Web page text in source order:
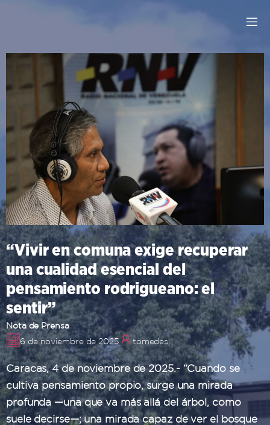
“Vivir en comuna exige recuperar
una cualidad esencial del
pensamiento rodrigueano: el
sentir”
Nota de Prensa
6 de noviembre de 2025
tomedes
Caracas, 4 de noviembre de 2025.- “Cuando se
cultiva pensamiento propio, surge una mirada
profunda —una que va más allá del árbol, como
suele decirse—; una mirada capaz de ver el bosque